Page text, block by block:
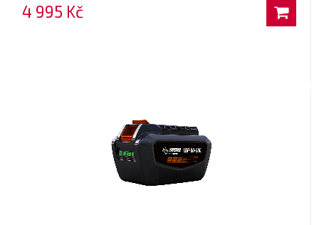
4 995 Kč